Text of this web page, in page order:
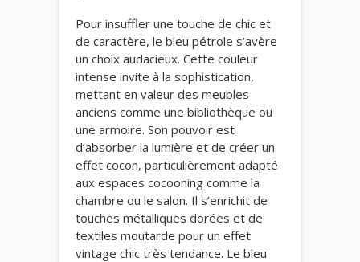
Pour insuffler une touche de chic et
de caractère, le bleu pétrole s’avère
un choix audacieux. Cette couleur
intense invite à la sophistication,
mettant en valeur des meubles
anciens comme une bibliothèque ou
une armoire. Son pouvoir est
d’absorber la lumière et de créer un
effet cocon, particulièrement adapté
aux espaces cocooning comme la
chambre ou le salon. Il s’enrichit de
touches métalliques dorées et de
textiles moutarde pour un effet
vintage chic très tendance. Le bleu